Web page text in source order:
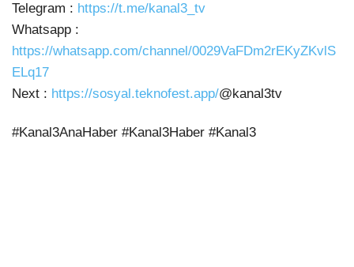
Telegram : https://t.me/kanal3_tv
Whatsapp :
https://whatsapp.com/channel/0029VaFDm2rEKyZKvlS
ELq17
Next : https://sosyal.teknofest.app/@kanal3tv
#Kanal3AnaHaber #Kanal3Haber #Kanal3